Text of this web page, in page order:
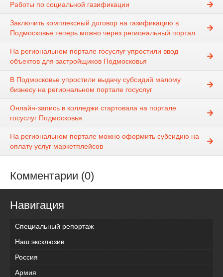
Работы по социальной газификации
Заключить комплексный договор на газификацию в
Подмосковье теперь можно через региональный портал
На региональном портале госуслуг упростили ввод
объектов для застройщиков Подмосковья
В Подмосковье упростили выдачу субсидий малому
бизнесу на региональном портале госуслуг
Онлайн-запись в колледжи стартовала на портале
госуслуг Подмосковья
На региональном портале можно оформить субсидию на
оплату услуг маркетплейсов
Комментарии (0)
Навигация
Специальный репортаж
Наш эксклюзив
Россия
Армия